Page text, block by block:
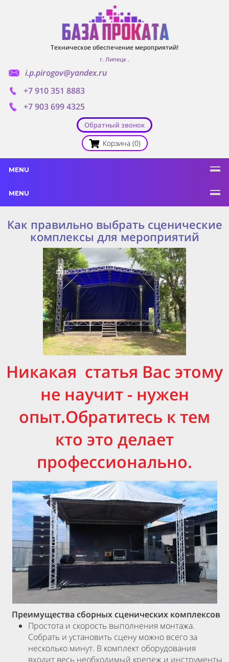
Техническое обеспечение мероприятий!
г. Липецк .
i.p.pirogov@yandex.ru
+7 910 351 8883
+7 903 699 4325
Обратный звонок
Корзина (0)
MENU
MENU
Как правильно выбрать сценические
комплексы для мероприятий
Никакая статья Вас этому
не научит - нужен
опыт.Обратитесь к тем
кто это делает
профессионально.
Преимущества сборных сценических комплексов
Простота и скорость выполнения монтажа.
Собрать и установить сцену можно всего за
несколько минут. В комплект оборудования
входит весь необходимый крепеж и инструменты